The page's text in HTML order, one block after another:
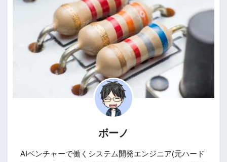
ボーノ
AIベンチャーで働くシステム開発エンジニア(元ハード